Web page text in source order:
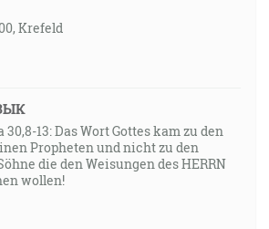
Krefeld
30,8-13: Das Wort Gottes kam zu den
Propheten und nicht zu den
die den Weisungen des HERRN
wollen!